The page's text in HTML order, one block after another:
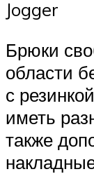
Jogger
Брюки
области
с
иметь
также